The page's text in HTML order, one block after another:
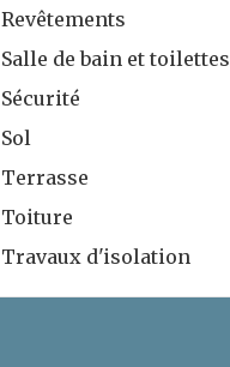
Revêtements
Salle de bain et toilettes
Sécurité
Sol
Terrasse
Toiture
Travaux d'isolation